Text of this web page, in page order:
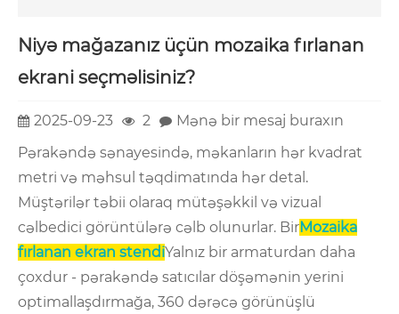
Niyə mağazanız üçün mozaika fırlanan
ekrani seçməlisiniz?
2025-09-23 2
Mənə bir mesaj buraxın
Pərakəndə sənayesində, məkanların hər kvadrat
metri və məhsul təqdimatında hər detal.
Müştərilər təbii olaraq mütəşəkkil və vizual
cəlbedici görüntülərə cəlb olunurlar. BirMozaika
fırlanan ekran stendiYalnız bir armaturdan daha
çoxdur - pərakəndə satıcılar döşəmənin yerini
optimallaşdırmağa, 360 dərəcə görünüşlü